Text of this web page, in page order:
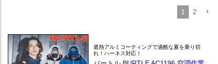
1 2
遮熱アルミコーティングで過酷な夏を乗り切
れ！ハーネス対応！